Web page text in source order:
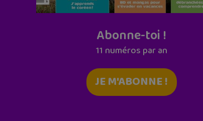
Abonne-toi !
11 numéros par an
JE M'ABONNE !